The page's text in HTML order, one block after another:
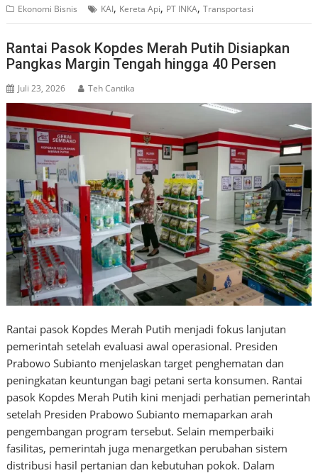
Ekonomi Bisnis KAI, Kereta Api, PT INKA,Transportasi
Rantai Pasok Kopdes Merah Putih Disiapkan
Pangkas Margin Tengah hingga 40 Persen
Juli 23, 2026 Teh Cantika
Rantai pasok Kopdes Merah Putih menjadi fokus lanjutan
pemerintah setelah evaluasi awal operasional. Presiden
Prabowo Subianto menjelaskan target penghematan dan
peningkatan keuntungan bagi petani serta konsumen. Rantai
pasok Kopdes Merah Putih kini menjadi perhatian pemerintah
setelah Presiden Prabowo Subianto memaparkan arah
pengembangan program tersebut. Selain memperbaiki
fasilitas, pemerintah juga menargetkan perubahan sistem
distribusi hasil pertanian dan kebutuhan pokok. Dalam